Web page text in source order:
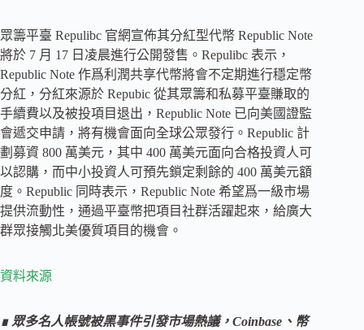
眾籌平臺 Repulibc 官網宣佈其分紅型代幣 Republic Note
將於 7 月 17 日凌晨進行公開發售。Repulibc 表示，
Republic Note 作爲利潤共享代幣將會不定期進行穩定幣
分紅，分紅來源於 Repubic 從其眾籌和私募平臺賺取的
手續費以及被投項目退出，Republic Note 已向美國證監
會遞交申請，將有機會面向全球公眾發行。Republic 計
劃募資 800 萬美元，其中 400 萬美元面向合格投資人可
以認購，而中小投資人可預先鎖定剩餘的 400 萬美元額
度。Republic 同時表示，Republic Note 希望爲一級市場
提供流動性，通過平臺幣把項目社群活躍起來，給廣大
群眾接觸北美優質項目的機會。
資料來源
∎ 眾多名人帳號被黑事件引發市場熱議，Coinbase、幣